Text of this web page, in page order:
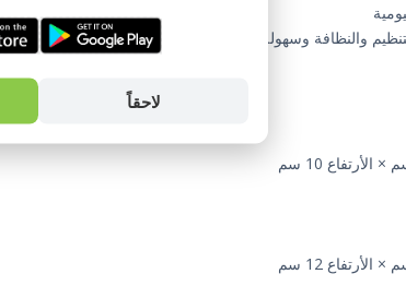
والنظافة وسهولة التخزين
لاحقاً